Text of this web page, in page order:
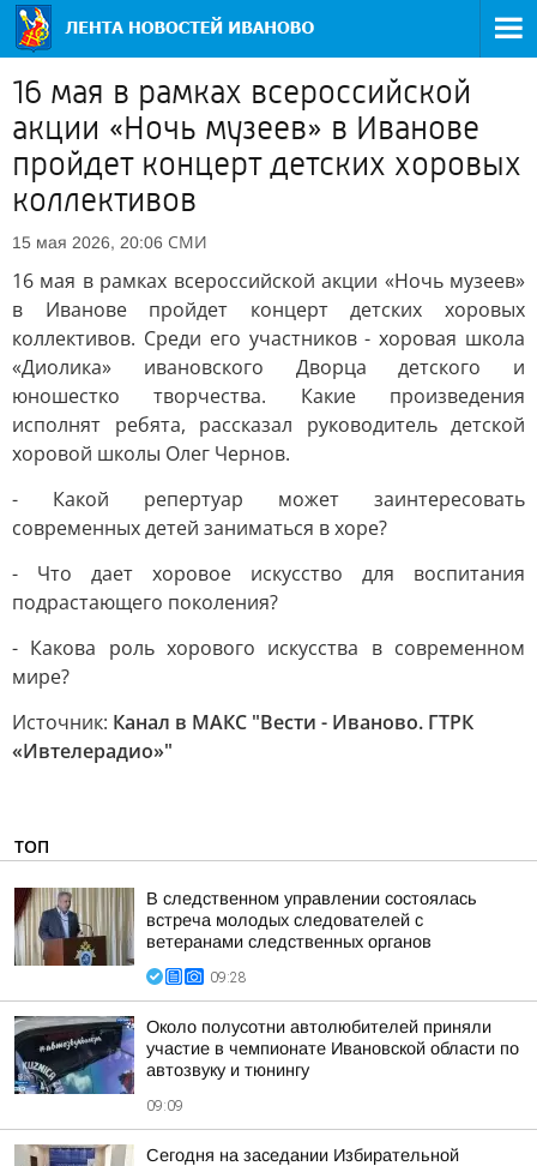
16 мая в рамках всероссийской
акции «Ночь музеев» в Иванове
пройдет концерт детских хоровых
коллективов
15 мая 2026, 20:06 СМИ
16 мая в рамках всероссийской акции «Ночь музеев»
в Иванове пройдет концерт детских хоровых
коллективов. Среди его участников - хоровая школа
«Диолика» ивановского Дворца детского и
юношестко творчества. Какие произведения
исполнят ребята, рассказал руководитель детской
хоровой школы Олег Чернов.
- Какой репертуар может заинтересовать
современных детей заниматься в хоре?
- Что дает хоровое искусство для воспитания
подрастающего поколения?
- Какова роль хорового искусства в современном
мире?
Источник: Канал в МАКС "Вести - Иваново. ГТРК
«Ивтелерадио»"
ТОП
В следственном управлении состоялась
встреча молодых следователей с
ветеранами следственных органов
09:28
Около полусотни автолюбителей приняли
участие в чемпионате Ивановской области по
автозвуку и тюнингу
09:09
Сегодня на заседании Избирательной